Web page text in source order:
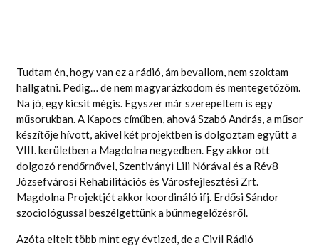
KAPCSOLAT
Tudtam én, hogy van ez a rádió, ám bevallom, nem szoktam
hallgatni. Pedig… de nem magyarázkodom és mentegetőzöm.
Na jó, egy kicsit mégis. Egyszer már szerepeltem is egy
műsorukban. A Kapocs címűben, ahová Szabó András, a műsor
készítője hívott, akivel két projektben is dolgoztam együtt a
VIII. kerületben a Magdolna negyedben. Egy akkor ott
dolgozó rendőrnővel, Szentiványi Lili Nórával és a Rév8
Józsefvárosi Rehabilitációs és Városfejlesztési Zrt.
Magdolna Projektjét akkor koordináló ifj. Erdősi Sándor
szociológussal beszélgettünk a bűnmegelőzésről.
Azóta eltelt több mint egy évtized, de a Civil Rádió